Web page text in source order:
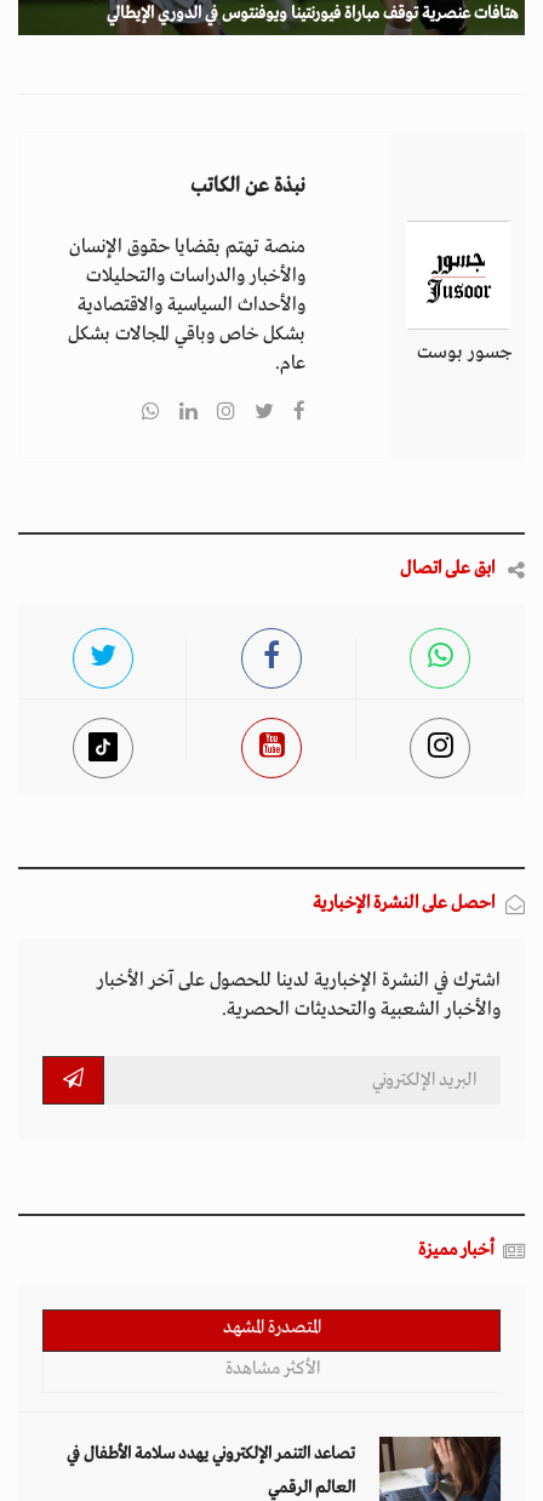
هتافات عنصرية توقف مباراة فيورنتينا ويوفنتوس في الدوري الإيطالي
جسور بوست
نبذة عن الكاتب
منصة تهتم بقضايا حقوق الإنسان
والأخبار والدراسات والتحليلات
والأحداث السياسية والاقتصادية
بشكل خاص وباقي المجالات بشكل
عام.
ابق على اتصال
احصل على النشرة الإخبارية
اشترك في النشرة الإخبارية لدينا للحصول على آخر الأخبار
والأخبار الشعبية والتحديثات الحصرية.
أخبار مميزة
المتصدرة المشهد
الأكثر مشاهدة
تصاعد التنمر الإلكتروني يهدد سلامة الأطفال في
العالم الرقمي